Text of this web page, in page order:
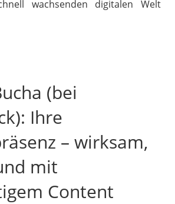
wachsenden digitalen Welt
(bei
Ihre
– wirksam,
mit
Content